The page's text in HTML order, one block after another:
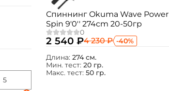
Спиннинг Okuma Wave Power
Spin 9'0'' 274cm 20-50гр
2 540 ₽4 230 ₽ -40%
Длина: 274 см.
Мин. тест: 20 гр.
Макс. тест: 50 гр.